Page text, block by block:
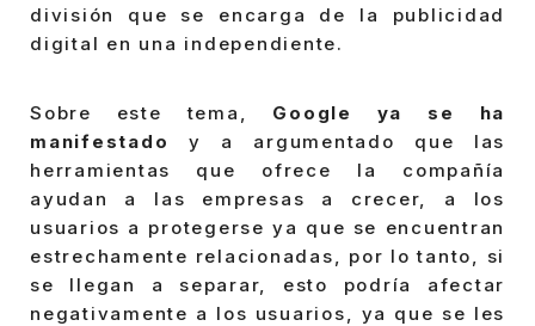
división que se encarga de la publicidad
digital en una independiente.
Sobre este tema, Google ya se ha
manifestado
y a argumentado que las
herramientas que ofrece la compañía
ayudan a las empresas a crecer, a los
usuarios a protegerse ya que se encuentran
estrechamente relacionadas, por lo tanto, si
se llegan a separar, esto podría afectar
negativamente a los usuarios, ya que se les